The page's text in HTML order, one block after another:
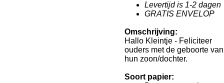
Levertijd is 1-2 dagen
GRATIS ENVELOP
Omschrijving:
Hallo Kleintje - Feliciteer
ouders met de geboorte van
hun zoon/dochter.
Soort papier: